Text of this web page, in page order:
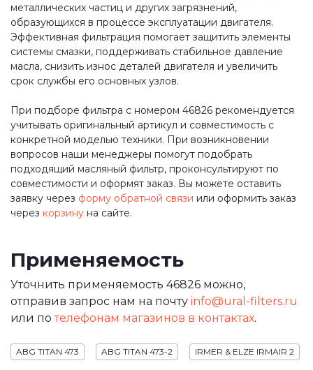
металлических частиц и других загрязнений,
образующихся в процессе эксплуатации двигателя.
Эффективная фильтрация помогает защитить элементы
системы смазки, поддерживать стабильное давление
масла, снизить износ деталей двигателя и увеличить
срок службы его основных узлов.
При подборе фильтра с номером 46826 рекомендуется
учитывать оригинальный артикул и совместимость с
конкретной моделью техники. При возникновении
вопросов наши менеджеры помогут подобрать
подходящий масляный фильтр, проконсультируют по
совместимости и оформят заказ. Вы можете оставить
заявку через форму обратной связи или оформить заказ
через корзину на сайте.
Применяемость
Уточнить применяемость 46826 можно,
отправив запрос нам на почту info@ural-filters.ru
или потелефонам магазинов в контактах.
ABG TITAN 473 ABG TITAN 473-2 IRMER & ELZE IRMAIR 2